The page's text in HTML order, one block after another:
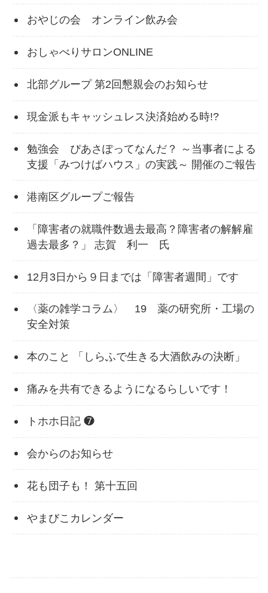
おやじの会 オンライン飲み会
おしゃべりサロンONLINE
北部グループ 第2回懇親会のお知らせ
現金派もキャッシュレス決済始める時!?
勉強会 ぴあさぽってなんだ？ ～当事者による
支援「みつけばハウス」の実践～ 開催のご報告
港南区グループご報告
「障害者の就職件数過去最高？障害者の解解雇
過去最多？」 志賀 利一 氏
12月3日から９日までは「障害者週間」です
〈薬の雑学コラム〉 19 薬の研究所・工場の
安全対策
本のこと 「しらふで生きる大酒飲みの決断」
痛みを共有できるようになるらしいです！
トホホ日記 ❼
会からのお知らせ
花も団子も！ 第十五回
やまびこカレンダー